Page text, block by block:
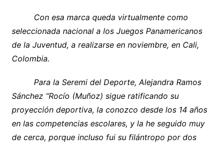
Con esa marca queda virtualmente como
seleccionada nacional a los Juegos Panamericanos
de la Juventud, a realizarse en noviembre, en Cali,
Colombia.
Para la Seremi del Deporte, Alejandra Ramos
Sánchez “Rocío (Muñoz) sigue ratificando su
proyección deportiva, la conozco desde los 14 años
en las competencias escolares, y la he seguido muy
de cerca, porque incluso fui su filántropo por dos